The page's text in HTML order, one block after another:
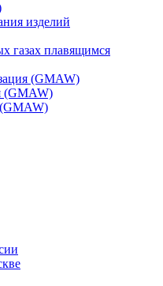
изделий
газах плавящимся
(GMAW)
(GMAW)